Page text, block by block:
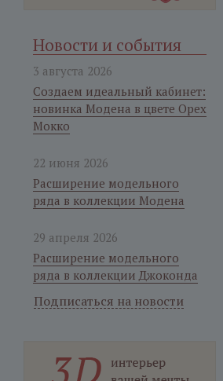
Новости и события
3 августа 2026
Создаем идеальный кабинет:
новинка Модена в цвете Орех
Мокко
22 июня 2026
Расширение модельного
ряда в коллекции Модена
29 апреля 2026
Расширение модельного
ряда в коллекции Джоконда
Подписаться на новости